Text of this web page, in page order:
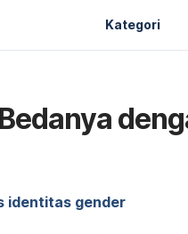
Kategori
identitas gender